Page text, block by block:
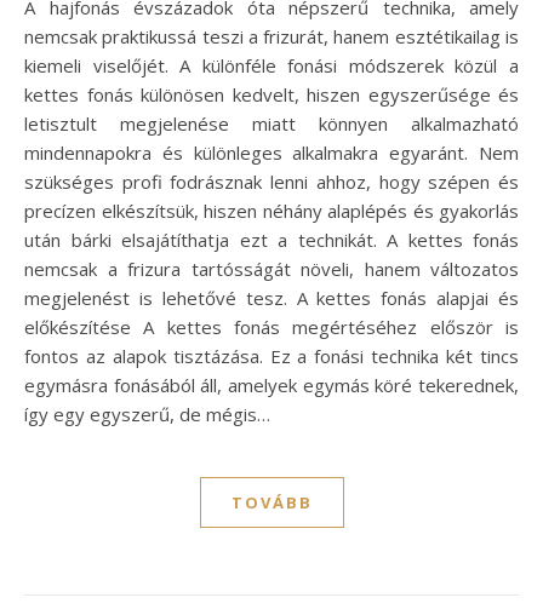
A hajfonás évszázadok óta népszerű technika, amely
nemcsak praktikussá teszi a frizurát, hanem esztétikailag is
kiemeli viselőjét. A különféle fonási módszerek közül a
kettes fonás különösen kedvelt, hiszen egyszerűsége és
letisztult megjelenése miatt könnyen alkalmazható
mindennapokra és különleges alkalmakra egyaránt. Nem
szükséges profi fodrásznak lenni ahhoz, hogy szépen és
precízen elkészítsük, hiszen néhány alaplépés és gyakorlás
után bárki elsajátíthatja ezt a technikát. A kettes fonás
nemcsak a frizura tartósságát növeli, hanem változatos
megjelenést is lehetővé tesz. A kettes fonás alapjai és
előkészítése A kettes fonás megértéséhez először is
fontos az alapok tisztázása. Ez a fonási technika két tincs
egymásra fonásából áll, amelyek egymás köré tekerednek,
így egy egyszerű, de mégis…
TOVÁBB